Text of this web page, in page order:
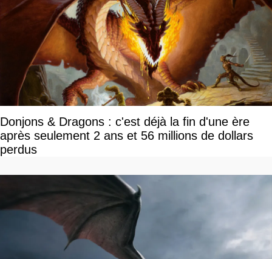
Donjons & Dragons : c'est déjà la fin d'une ère
après seulement 2 ans et 56 millions de dollars
perdus